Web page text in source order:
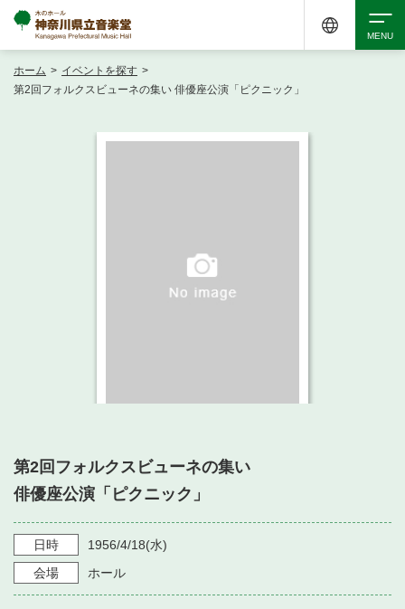
・ フロアマップ
・ よくある質問
・ 空き状況
・ 利用料金
・ 音楽堂のご案内
・ フロアマップ
・ 芸術参与
神奈川県立音楽堂
SNS
ホーム > イベントを探す >
第2回フォルクスビューネの集い 俳優座公演「ピクニック」
第2回フォルクスビューネの集い
俳優座公演「ピクニック」
日時 1956/4/18(水)
会場
ホール